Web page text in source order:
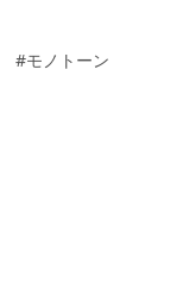
#モノトーン